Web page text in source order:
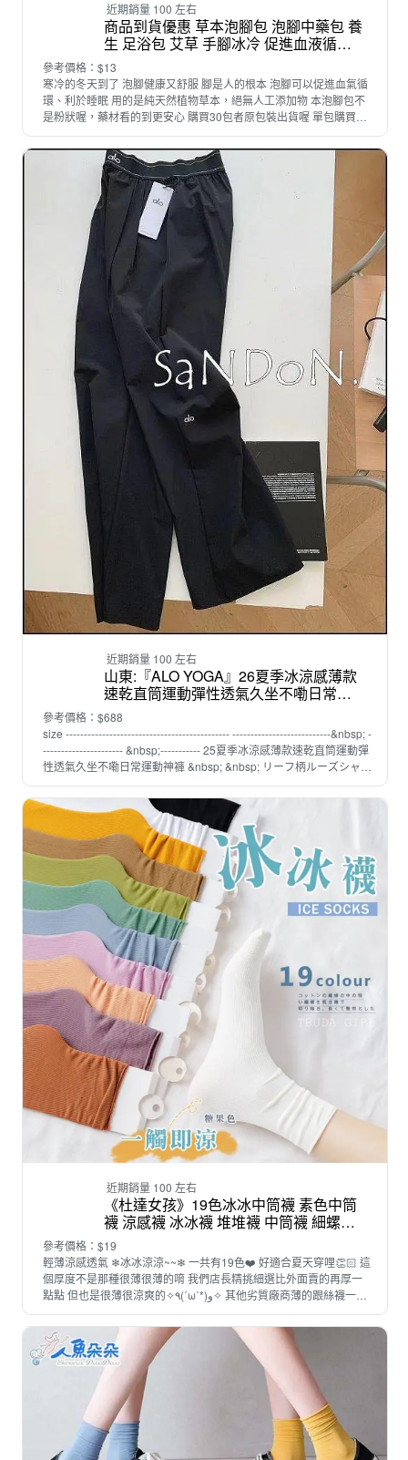
dog agility assorted colors cones durable events field flexible
football indoor kids orange outdoor party set sets sign soccer
sports traffic training vinyl obstacle yellow red blue green purple
marker multicolored multipurpose plastic pack pre rolled cones
dog yellow wiz khalifa vanilla incense unicorn dreams 28 36 inch 4
sports 50 disc 6 7 800 raw traffic 98 special soccer zig zag agility
ladder and orange nag champa mini ice cream backflow lean
candles wax removal nose athletic workout yum marshmallow 9
training king size vinyl juicy jays brown safety zigzag cons
construction hem pine unscented filter queen majestic element
activity parking blunt candling sugar wowgeek
近期銷量 100 左右
商品到貨優惠 草本泡腳包 泡腳中藥包 養
生 足浴包 艾草 手腳冰冷 促進血液循環
老薑 益母草 折疊洗腳盆 泡腳粉 泡腳桶
參考價格：$13
寒冷的冬天到了 泡腳健康又舒服 腳是人的根本 泡腳可以促進血氣循
環、利於睡眠 用的是純天然植物草本，絕無人工添加物 本泡腳包不
是粉狀喔，藥材看的到更安心 購買30包者原包裝出貨喔 單包購買
者，小舖準備有透氣的孔的OPP袋 不怕悶住壞掉~~~ 皆有現貨，下
單立即出～～ 十味草本泡腳包 【產品規格】 成份：艾草、紅花、老
薑、益母草、茯苓、合歡皮、當歸、花椒、丹參、北芪 重量：30
克/1包 特性：含有特殊的香氣，能驅蚊蟲，煮水後，能泡腳泡澡，驅
寒去濕 使用方式一 ：泡 使用開水浸泡3-5分鐘，加入適量溫水調節
至適宜水溫即可使用。 使用方法二：煮 將泡腳包置於清水中，待水
燒開後煮8-10分鐘加入適量的涼水，調試溫水至適宜的溫度即可使
用。 【貼心提醒】 1.孕婦與腳有外傷出血禁用，此產品嚴禁內服，
容易過敏者請慎用 2.非藥事法規範之藥品，非為醫療訴求，僅提供足
部舒爽。 #泡腳包 #泡腳藥包 #養生 #足浴包 #艾草 #手腳冰冷 #新陳
代謝 #血液循環 #老薑 #益母草 #原材料 #沖泡 #泡腳機 #泡腳桶 #泡
腳粉 #泡腳 #泡腳盆 #驅寒去濕
近期銷量 100 左右
山東:『ALO YOGA』26夏季冰涼感薄款
速乾直筒運動彈性透氣久坐不嘞日常運
動神褲
參考價格：$688
size --------------------------------------------- ---------------------------&nbsp; -
---------------------- &nbsp;----------- 25夏季冰涼感薄款速乾直筒運動彈
性透氣久坐不嘞日常運動神褲 &nbsp; &nbsp; リーフ柄ルーズシャツ
16,200円 (税込) &nbsp; &nbsp; ルーズサイズのデニムジャケッ。
今季はざっくりと羽織れるようなサイジングに。 たっぷりとした
ボリューム感のあるカットソーとのレイヤードも可能です。 少し
ダメージを施しUSED感のある仕上がりに。 。 clears全長102 腰圍
66 臀圍112 腿圍72 m全長104 腰圍70 臀圍116 腿圍74 L全長108 腰
圍72 臀圍120 腿圍76 &nbsp;s全長102 腰圍66 臀圍112 腿圍72 m全
長104 腰圍70 臀圍116 腿圍74 L全長108 腰圍72 臀圍120 腿圍76
&nbsp; --------------------------------------------- ---------------------------
&nbsp; ----------------------- &nbsp;-----------
近期銷量 100 左右
《杜達女孩》19色冰冰中筒襪 素色中筒
襪 涼感襪 冰冰襪 堆堆襪 中筒襪 細螺紋
襪 百搭襪 襪子 冰絲薄襪 素色 高筒襪
參考價格：$19
輕薄涼感透氣 ❄冰冰涼涼~~❄ 一共有19色❤️ 好適合夏天穿哩👏🏻 這
個厚度不是那種很薄很薄的唷 我們店長精挑細選比外面賣的再厚一
點點 但也是很薄很涼爽的✧٩(ˊωˋ*)و✧ 其他劣質廠商薄的跟絲襪一樣
一穿上就看的到腳趾頭~ 然後穿沒幾次就破掉(有夠QQ) 店長瘋狂購
入的襪襪 不只好看!還很好穿哩❗❗ 杜達女孩兒們先失心瘋+1 變身襪子
富翁哩~ 顏色:抹茶綠/湖綠/琉璃綠/芒果黃/黛紫/芋香紫/紫羅蘭/寶藍/水
藍/酒紅/芭比粉/亮橘/咖啡/深卡/淺卡/白色/深灰/淺灰/黑色 F尺碼
⚠️⚠️⚠️襪子屬貼身衣物 售出一律無法做退換唷⚠️⚠️⚠️